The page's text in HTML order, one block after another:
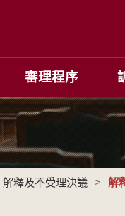
審理程序
解釋及不受理決議 > 解